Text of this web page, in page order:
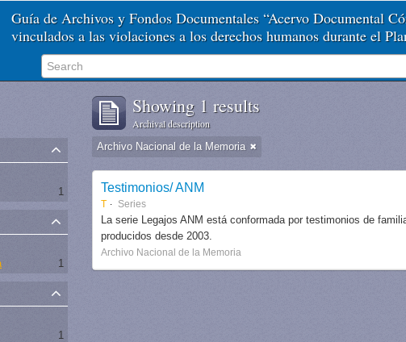
Guía de Archivos y Fondos Documentales “Acervo Documental
vinculados a las violaciones a los derechos humanos durante el
1
1
1
Showing 1 results
Archival description
Archivo Nacional de la Memoria
Testimonios/ ANM
T Series
La serie Legajos ANM está conformada por testimonios de
producidos desde 2003.
Archivo Nacional de la Memoria